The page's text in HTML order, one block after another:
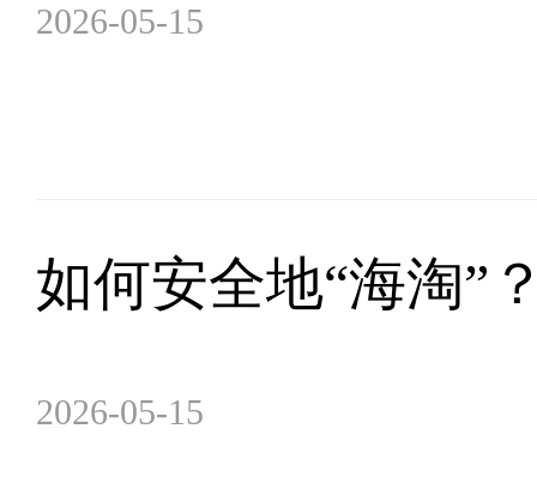
2026-05-15
如何安全地“海淘”
2026-05-15